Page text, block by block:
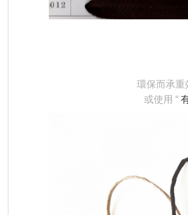
環保而承重
或使用 “